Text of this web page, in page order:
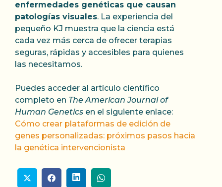
enfermedades genéticas que causan
patologías visuales. La experiencia del
pequeño KJ muestra que la ciencia está
cada vez más cerca de ofrecer terapias
seguras, rápidas y accesibles para quienes
las necesitamos.
Puedes acceder al artículo científico
completo en The American Journal of
Human Genetics en el siguiente enlace:
Cómo crear plataformas de edición de
genes personalizadas: próximos pasos hacia
la genética intervencionista